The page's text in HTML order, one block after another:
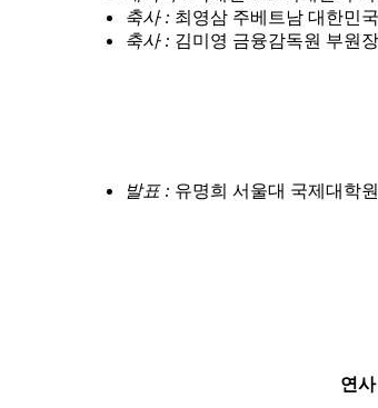
축사 : 최영삼 주베트남 대한민
축사 : 김미영 금융감독원 부원
발표 : 유명희 서울대 국제대학
연사